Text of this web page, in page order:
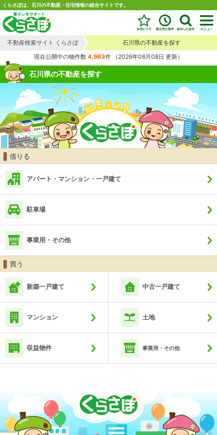
くらさぽは、石川の不動産・住宅情報の総合サイトです。
不動産検索サイト くらさぽ
石川県の不動産を探す
現在公開中の物件数 4,963件 （2026年08月08日 更新）
石川県の不動産を探す
借りる
アパート・マンション・一戸建て
駐車場
事業用・その他
買う
新築一戸建て 中古一戸建て
マンション 土地
収益物件 事業用・その他